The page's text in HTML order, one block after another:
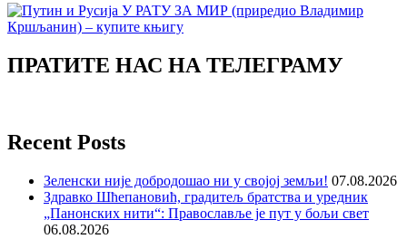
ПРАТИТЕ НАС НА ТЕЛЕГРАМУ
Recent Posts
Зеленски није добродошао ни у својој земљи! 07.08.2026
Здравко Шћепановић, градитељ братства и уредник
„Панонских нити“: Православље је пут у бољи свет
06.08.2026